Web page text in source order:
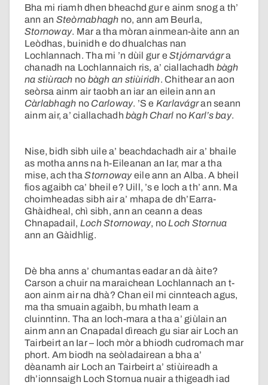
Bha mi riamh dhen bheachd gur e ainm snog a th’
ann an Steòrnabhagh no, ann am Beurla,
Stornoway. Mar a tha mòran ainmean-àite ann an
Leòdhas, buinidh e do dhualchas nan
Lochlannach. Tha mi ’n dùil gur eStjórnarvágra
chanadh na Lochlannaich ris, a’ ciallachadh bàgh
na stiùrach no bàgh an stiùiridh. Chithear an aon
seòrsa ainm air taobh an iar an eilein ann an
Càrlabhagh no Carloway. ’S e Karlavágran seann
ainm air, a’ ciallachadhbàgh Charl noKarl’s bay.
Nise, bidh sibh uile a’ beachdachadh air a’ bhaile
as motha anns na h-Eileanan an Iar, mar a tha
mise, ach thaStornowayeile ann an Alba. A bheil
fios agaibh ca’ bheil e? Uill, ’s e loch a th’ ann. Ma
choimheadas sibh air a’ mhapa de dh’Earra-
Ghàidheal, chì sibh, ann an ceann a deas
Chnapadail, Loch Stornoway, noLoch Stornua
ann an Gàidhlig.
Dè bha anns a’ chumantas eadar an dà àite?
Carson a chuir na maraichean Lochlannach an t-
aon ainm air na dhà? Chan eil mi cinnteach agus,
ma tha smuain agaibh, bu mhath leam a
cluinntinn. Tha an loch-mara a tha a’ giùlain an
ainm ann an Cnapadal dìreach gu siar air Loch an
Tairbeirt an Iar – loch mòr a bhiodh cudromach mar
phort. Am biodh na seòladairean a bha a’
dèanamh air Loch an Tairbeirt a’ stiùireadh a
dh’ionnsaigh Loch Stornua nuair a thigeadh iad